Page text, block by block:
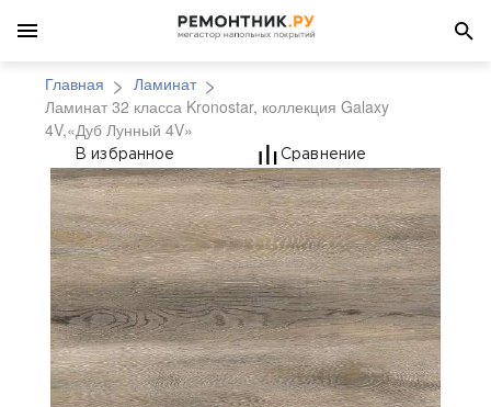
Главная
Ламинат
Ламинат 32 класса Kronostar, коллекция Galaxy
4V,«Дуб Лунный 4V»
Ламинат 32 класса
В избранное Сравнение